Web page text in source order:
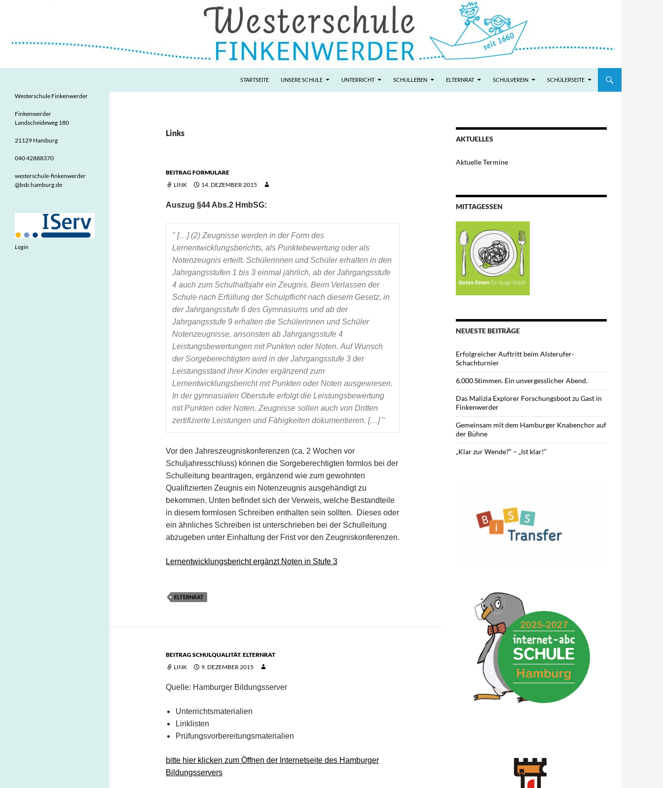
STARTSEITE UNSERE SCHULE UNTERRICHT SCHULLEBEN ELTERNRAT SCHULVEREIN SCHÜLERSEITE
Links
BEITRAG FORMULARE
LINK
14. DEZEMBER 2015
Auszug §44 Abs.2 HmbSG:
" […] (2) Zeugnisse werden in der Form des
Lernentwicklungsberichts, als Punktebewertung oder als
Notenzeugnis erteilt. Schülerinnen und Schüler erhalten in den
Jahrgangsstufen 1 bis 3 einmal jährlich, ab der Jahrgangsstufe
4 auch zum Schulhalbjahr ein Zeugnis. Beim Verlassen der
Schule nach Erfüllung der Schulpflicht nach diesem Gesetz, in
der Jahrgangsstufe 6 des Gymnasiums und ab der
Jahrgangsstufe 9 erhalten die Schülerinnen und Schüler
Notenzeugnisse, ansonsten ab Jahrgangsstufe 4
Leistungsbewertungen mit Punkten oder Noten. Auf Wunsch
der Sorgeberechtigten wird in der Jahrgangsstufe 3 der
Leistungsstand ihrer Kinder ergänzend zum
Lernentwicklungsbericht mit Punkten oder Noten ausgewiesen.
In der gymnasialen Oberstufe erfolgt die Leistungsbewertung
mit Punkten oder Noten. Zeugnisse sollen auch von Dritten
zertifizierte Leistungen und Fähigkeiten dokumentieren. […] "
Vor den Jahreszeugniskonferenzen (ca. 2 Wochen vor
Schuljahresschluss) können die Sorgeberechtigten formlos bei der
Schulleitung beantragen, ergänzend wie zum gewohnten
Qualifizierten Zeugnis ein Notenzeugnis ausgehändigt zu
bekommen. Unten befindet sich der Verweis, welche Bestandteile
in diesem formlosen Schreiben enthalten sein sollten. Dieses oder
ein ähnliches Schreiben ist unterschrieben bei der Schulleitung
abzugeben unter Einhaltung der Frist vor den Zeugniskonferenzen.
Lernentwicklungsbericht ergänzt Noten in Stufe 3
ELTERNRAT
BEITRAG SCHULQUALITÄT,ELTERNRAT
LINK
9. DEZEMBER 2015
Quelle: Hamburger Bildungsserver
Unterrichtsmaterialien
Linklisten
Prüfungsvorbereitungsmaterialien
bitte hier klicken zum Öffnen der Internetseite des Hamburger
Bildungsservers
AKTUELLES
Aktuelle Termine
MITTAGESSEN
NEUESTE BEITRÄGE
Erfolgreicher Auftritt beim Alsterufer-
Schachturnier
6.000 Stimmen. Ein unvergesslicher Abend.
Das Malizia Explorer Forschungsboot zu Gast in
Finkenwerder
Gemeinsam mit dem Hamburger Knabenchor auf
der Bühne
„Klar zur Wende?“ – „Ist klar!“
Grundschule in Finkenwerder
Westerschule Finkenwerder
Finkenwerder
Landscheideweg 180
21129 Hamburg
040 42888370
westerschule-finkenwerder
@bsb.hamburg.de
Login